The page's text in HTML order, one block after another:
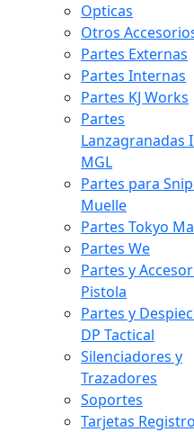
Opticas
Otros
Partes Externas
Partes Internas
Partes KJ Works
Partes
Lanzagranadas
MGL
Partes para
Muelle
Partes Tokyo
Partes We
Partes y
Pistola
Partes y
DP Tactical
Silenciadores y
Trazadores
Soportes
Tarjetas Registro